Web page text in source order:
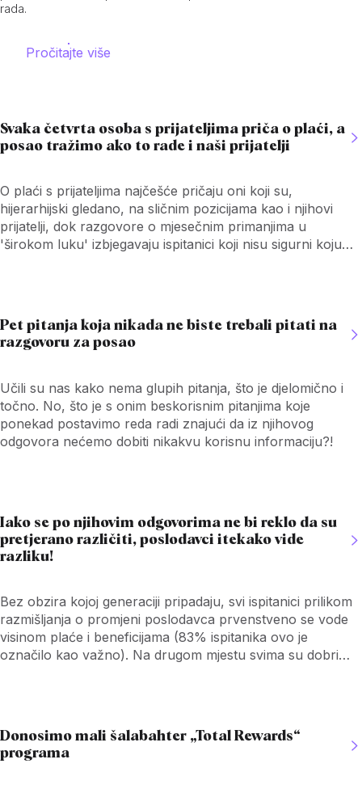
rada.
Pročitajte više
Svaka četvrta osoba s prijateljima priča o plaći, a
posao tražimo ako to rade i naši prijatelji
O plaći s prijateljima najčešće pričaju oni koji su,
hijerarhijski gledano, na sličnim pozicijama kao i njihovi
prijatelji, dok razgovore o mjesečnim primanjima u
'širokom luku' izbjegavaju ispitanici koji nisu sigurni koju
Pet pitanja koja nikada ne biste trebali pitati na
razgovoru za posao
Učili su nas kako nema glupih pitanja, što je djelomično i
točno. No, što je s onim beskorisnim pitanjima koje
ponekad postavimo reda radi znajući da iz njihovog
odgovora nećemo dobiti nikakvu korisnu informaciju?!
Iako se po njihovim odgovorima ne bi reklo da su
pretjerano različiti, poslodavci itekako vide
razliku!
Bez obzira kojoj generaciji pripadaju, svi ispitanici prilikom
razmišljanja o promjeni poslodavca prvenstveno se vode
visinom plaće i beneficijama (83% ispitanika ovo je
označilo kao važno). Na drugom mjestu svima su dobri
Donosimo mali šalabahter „Total Rewards“
programa